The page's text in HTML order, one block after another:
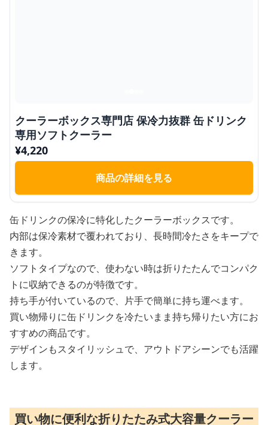
クーラーボックス専門店 保冷力抜群 缶ドリンク
専用ソフトクーラー
¥4,220
商品の詳細を見る
缶ドリンクの保冷に特化したクーラーボックスです。
内部は保冷素材で覆われており、長時間冷たさをキープで
きます。
ソフトタイプなので、使わない時は折りたたんでコンパク
トに収納できるのが特徴です。
持ち手が付いているので、片手で簡単に持ち運べます。
買い物帰りに缶ドリンクを冷たいまま持ち帰りたい方にお
すすめの商品です。
デザインもスタイリッシュで、アウトドアシーンでも活躍
します。
買い物に便利な折りたたみ式大容量クーラー